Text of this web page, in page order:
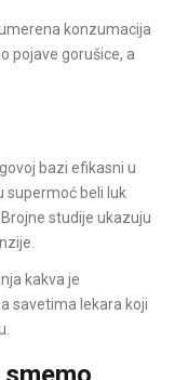
konzumacija
pojave gorušice, a
bazi efikasni u
supermoć beli luk
studije ukazuju
kakva je
savetima lekara koji